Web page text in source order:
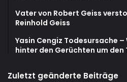
Vater von Robert Geiss
Reinhold Geiss
Yasin Cengiz Todesursache
hinter den Gerüchten um den
Zuletzt geänderte Beiträge